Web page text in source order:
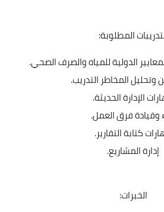
المطلوبة:
الدولية للمياه والصرف الصحي.
وتحليل المخاطر التدريب.
الإدارة الحديثة.
وقيادة فرق العمل.
كتابة التقارير.
إدارة المشاريع.
الخبرات: